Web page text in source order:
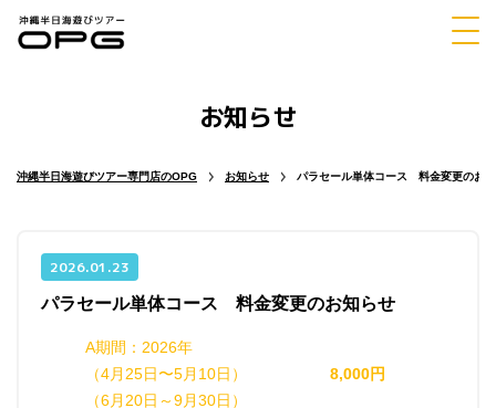
シュノーケリング 体験 ダイビング
マリンスポーツ パラセーリング
お知らせ
沖縄半日海遊びツアー専門店のOPG お知らせ パラセール単体コース 料金変更のお
2026.01.23
パラセール単体コース 料金変更のお知らせ
A期間：2026年
（4月25日〜5月10日）
（6月20日～9月30日）
8,000円